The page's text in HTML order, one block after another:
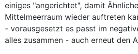
einiges "angerichtet", damit
Mittelmeerraum wieder auftreten
- vorausgesetzt es passt im
alles zusammen - auch erneut den